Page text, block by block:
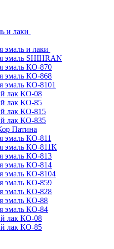
и лаки
эмаль и лаки
эмаль SHIHRAN
эмаль КО-870
эмаль КО-868
эмаль КО-8101
лак КО-08
лак КО-85
лак КО-815
лак КО-835
Патина
эмаль КО-811
эмаль КО-811К
эмаль КО-813
эмаль КО-814
эмаль КО-8104
эмаль КО-859
эмаль КО-828
эмаль КО-88
эмаль КО-84
лак КО-08
лак КО-85